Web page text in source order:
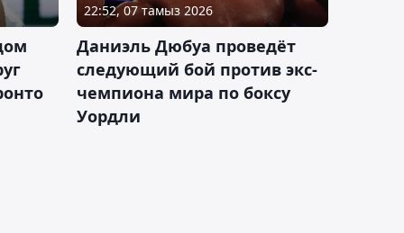
22:52, 07 тамыз 2026
Даниэль Дюбуа проведёт
следующий бой против экс-
чемпиона мира по боксу
Уордли